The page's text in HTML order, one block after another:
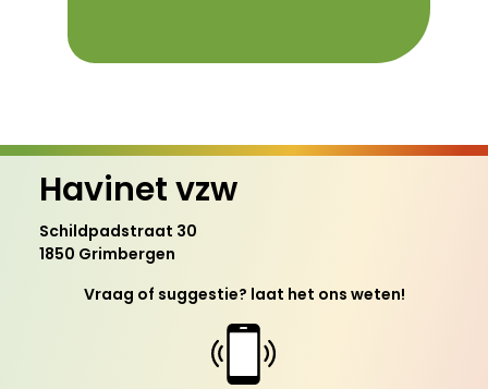
Havinet vzw
Schildpadstraat 30
1850 Grimbergen
Vraag of suggestie? laat het ons weten!